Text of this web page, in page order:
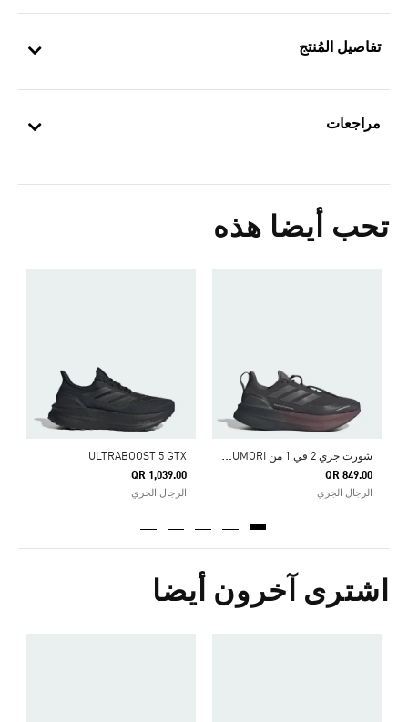
تفاصيل المُنتج
مراجعات
تحب أيضا هذه
ش
ورت جري 2 في 1 من ADI365 HERMANOS KOUMORI
QR 849.00
الرجال الجري
ULTRABOOST 5 GTX
QR 1,039.00
الرجال الجري
اشترى آخرون أيضا